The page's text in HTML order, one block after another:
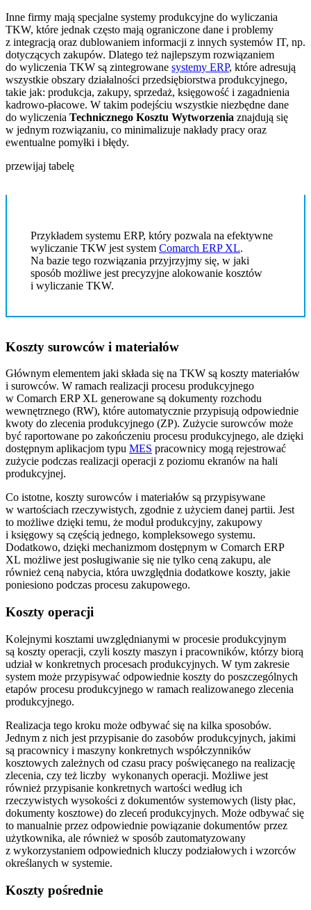
Inne firmy mają specjalne systemy produkcyjne do wyliczania
TKW, które jednak często mają ograniczone dane i problemy
z integracją oraz dublowaniem informacji z innych systemów IT, np.
dotyczących zakupów. Dlatego też najlepszym rozwiązaniem
do wyliczenia TKW są zintegrowane systemy ERP, które adresują
wszystkie obszary działalności przedsiębiorstwa produkcyjnego,
takie jak: produkcja, zakupy, sprzedaż, księgowość i zagadnienia
kadrowo-płacowe. W takim podejściu wszystkie niezbędne dane
do wyliczenia Technicznego Kosztu Wytworzenia znajdują się
w jednym rozwiązaniu, co minimalizuje nakłady pracy oraz
ewentualne pomyłki i błędy.
przewijaj tabelę
Przykładem systemu ERP, który pozwala na efektywne
wyliczanie TKW jest system Comarch ERP XL.
Na bazie tego rozwiązania przyjrzyjmy się, w jaki
sposób możliwe jest precyzyjne alokowanie kosztów
i wyliczanie TKW.
Koszty surowców i materiałów
Głównym elementem jaki składa się na TKW są koszty materiałów
i surowców. W ramach realizacji procesu produkcyjnego
w Comarch ERP XL generowane są dokumenty rozchodu
wewnętrznego (RW), które automatycznie przypisują odpowiednie
kwoty do zlecenia produkcyjnego (ZP). Zużycie surowców może
być raportowane po zakończeniu procesu produkcyjnego, ale dzięki
dostępnym aplikacjom typu MES pracownicy mogą rejestrować
zużycie podczas realizacji operacji z poziomu ekranów na hali
produkcyjnej.
Co istotne, koszty surowców i materiałów są przypisywane
w wartościach rzeczywistych, zgodnie z użyciem danej partii. Jest
to możliwe dzięki temu, że moduł produkcyjny, zakupowy
i księgowy są częścią jednego, kompleksowego systemu.
Dodatkowo, dzięki mechanizmom dostępnym w Comarch ERP
XL możliwe jest posługiwanie się nie tylko ceną zakupu, ale
również ceną nabycia, która uwzględnia dodatkowe koszty, jakie
poniesiono podczas procesu zakupowego.
Koszty operacji
Kolejnymi kosztami uwzględnianymi w procesie produkcyjnym
są koszty operacji, czyli koszty maszyn i pracowników, którzy biorą
udział w konkretnych procesach produkcyjnych. W tym zakresie
system może przypisywać odpowiednie koszty do poszczególnych
etapów procesu produkcyjnego w ramach realizowanego zlecenia
produkcyjnego.
Realizacja tego kroku może odbywać się na kilka sposobów.
Jednym z nich jest przypisanie do zasobów produkcyjnych, jakimi
są pracownicy i maszyny konkretnych współczynników
kosztowych zależnych od czasu pracy poświęcanego na realizację
zlecenia, czy też liczby wykonanych operacji. Możliwe jest
również przypisanie konkretnych wartości według ich
rzeczywistych wysokości z dokumentów systemowych (listy płac,
dokumenty kosztowe) do zleceń produkcyjnych. Może odbywać się
to manualnie przez odpowiednie powiązanie dokumentów przez
użytkownika, ale również w sposób zautomatyzowany
z wykorzystaniem odpowiednich kluczy podziałowych i wzorców
określanych w systemie.
Koszty pośrednie